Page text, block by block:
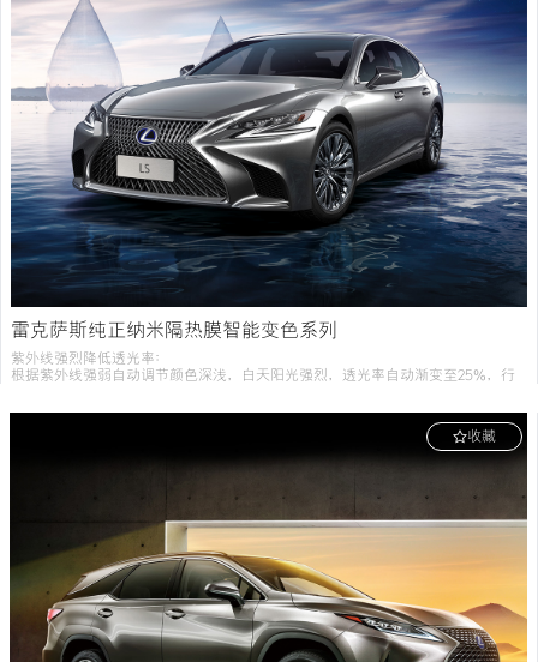
雷克萨斯纯正纳米隔热膜智能变色系列
紫外线强烈降低透光率：
根据紫外线强弱自动调节颜色深浅，白天阳光强烈，透光率自动渐变至25%，行
收藏